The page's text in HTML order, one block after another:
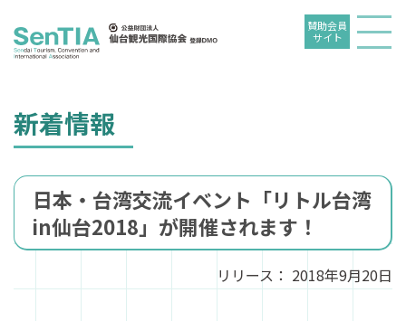
賛助会員
サイト
新着情報
日本・台湾交流イベント「リトル台湾
in仙台2018」が開催されます！
リリース： 2018年9月20日